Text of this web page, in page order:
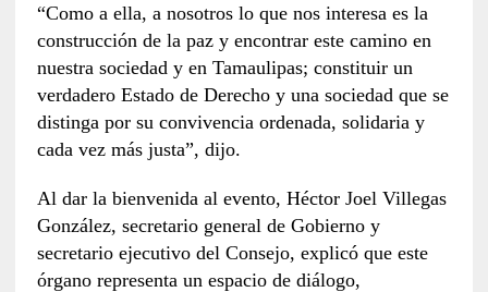
“Como a ella, a nosotros lo que nos interesa es la
construcción de la paz y encontrar este camino en
nuestra sociedad y en Tamaulipas; constituir un
verdadero Estado de Derecho y una sociedad que se
distinga por su convivencia ordenada, solidaria y
cada vez más justa”, dijo.
Al dar la bienvenida al evento, Héctor Joel Villegas
González, secretario general de Gobierno y
secretario ejecutivo del Consejo, explicó que este
órgano representa un espacio de diálogo,